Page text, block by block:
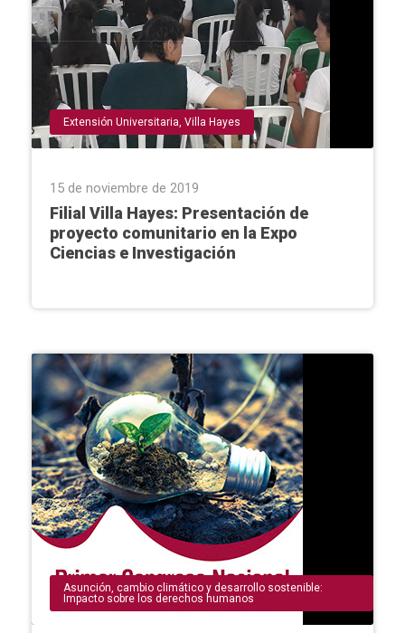
Extensión Universitaria, Villa Hayes
15 de noviembre de 2019
Filial Villa Hayes: Presentación de
proyecto comunitario en la Expo
Ciencias e Investigación
Asunción, cambio climático y desarrollo sostenible:
Impacto sobre los derechos humanos